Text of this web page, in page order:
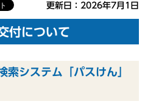
更新日：2026年7月1日
付について
索システム「パスけん」